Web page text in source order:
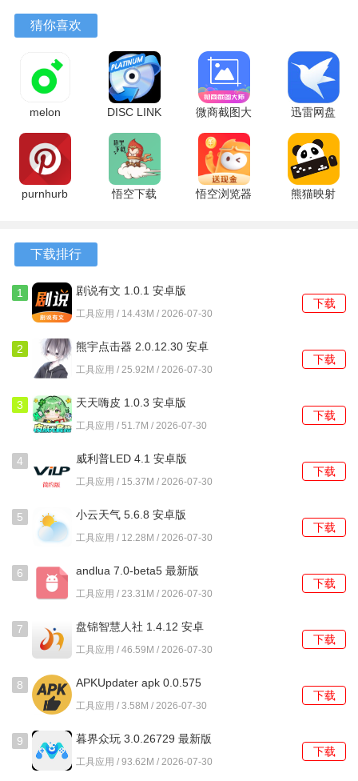
1、教务系统与财务数据实现无缝对接，各类信息的准确性与
2、考试安排、费用缴纳截止日期等重要日程，系统会自动推
3、依据学生所处的不同阶段，例如新生或毕业生，首页会动
态展示最相关的服务入口。
软件功能
图，均集中展示。
2、为学术讲座、社团招募、志愿者活动等校园项目，开设了
统一的线上报名通道。
写并提交问卷。
务做好了准备。
1、使用学校统一分配的学工号及密码完成首次登录验证。
2、在首页一卡通栏目，可以随时为校园卡进行在线充值，并
查看详细消费流水。
3、进入成绩查询页面，选择对应学期，即可查看各科具体分
数与获得的学分。
4、在活动中心浏览近期发布的校园活动，点击感兴趣的项目
直接完成报名。
5、收到校内问卷调查通知后，在相应板块找到问卷并在线填
写提交。
常见问题及解决方法
1、校园卡充值后余额未更新？
猜你喜欢
melon
ticket
global
1.6.0 安卓
版
DISC LINK
Platinum
v2.23.1012
官方版
微商截图大
师破解版
5.8.8 安卓
版
迅雷网盘
25.1.61.149
安卓版
purnhurb
悟空下载
悟空浏览器
熊猫映射
下载排行
1 剧说有文 1.0.1 安卓版
工具应用 / 14.43M / 2026-07-30
下载
2
熊宇点击器 2.0.12.30 安卓
版
工具应用 / 25.92M / 2026-07-30
下载
3 天天嗨皮 1.0.3 安卓版
工具应用 / 51.7M / 2026-07-30
下载
4 威利普LED 4.1 安卓版
工具应用 / 15.37M / 2026-07-30
下载
5 小云天气 5.6.8 安卓版
工具应用 / 12.28M / 2026-07-30
下载
6 andlua 7.0-beta5 最新版
工具应用 / 23.31M / 2026-07-30
下载
7
盘锦智慧人社 1.4.12 安卓
版
工具应用 / 46.59M / 2026-07-30
下载
8
APKUpdater apk 0.0.575
安卓版
工具应用 / 3.58M / 2026-07-30
下载
9 暮界众玩 3.0.26729 最新版
工具应用 / 93.62M / 2026-07-30
下载